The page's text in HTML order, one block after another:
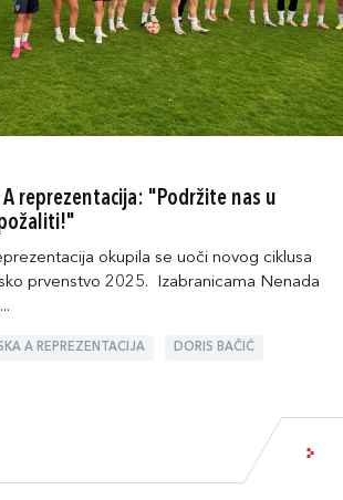
reprezentacija: "Podržite nas u
okupila se uoči novog ciklusa
prvenstvo 2025. Izabranicama Nenada
A REPREZENTACIJA DORIS BAČIĆ